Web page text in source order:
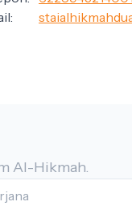
Al-Hikmah.